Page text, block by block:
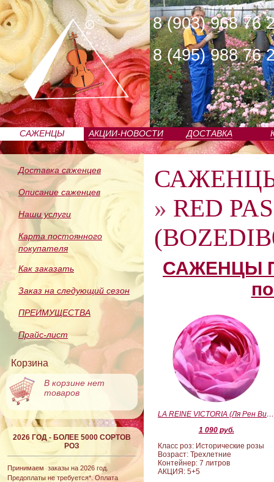
8 (903) 968 76
8 (495) 988 76
САЖЕНЦЫ
ПИТОМНИКА
АКЦИИ-НОВОСТИ ДОСТАВКА
Доставка саженцев
Описание саженцев
Наши услуги
Карта постоянного
покупателя
Как заказать
Заказ на следующий сезон
ПРЕИМУЩЕСТВА
Прайс-лист
Корзина
В корзине нет
товаров
2026 ГОД - БОЛЕЕ 5000 СОРТОВ
РОЗ
Принимаем заказы на 2026 год.
Предоплаты не требуется*. Оплата
» RED
САЖЕНЦЫ
LA REINE VICTORIA (Ля Рен Виктория)
1 090 руб.
Класс роз: Исторические розы
Возраст: Трехлетние
Контейнер: 7 литров
АКЦИЯ: 5+5